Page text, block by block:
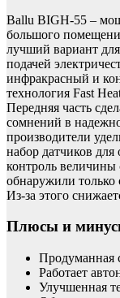
Ballu BIGH-55 –
большого
лучший вариант
подачей
инфракрасный и
технология Fast
Передняя часть
сомнений в
производители
набор датчиков
контроль величины
обнаружили только
Из-за этого
Плюсы и
Продуманная
Работает
Улучшенная